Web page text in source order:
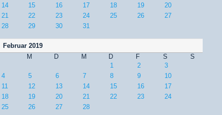
14
15 16 17 18 19
20
21
22 23 24 25 26
27
28
29 30 31
Februar 2019
M
D M D F S
S
1
2
3
4
5 6 7 8 9
10
11
12 13 14 15 16
17
18
19 20 21 22 23
24
25
26 27 28